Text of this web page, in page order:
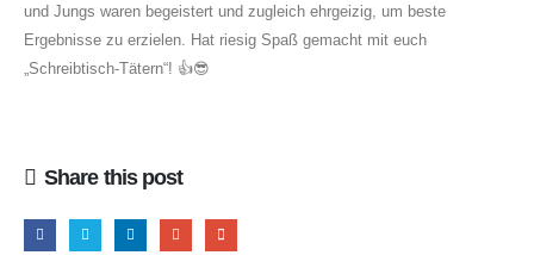
und Jungs waren begeistert und zugleich ehrgeizig, um beste
Ergebnisse zu erzielen. Hat riesig Spaß gemacht mit euch
„Schreibtisch-Tätern“! 👍😎
Share this post